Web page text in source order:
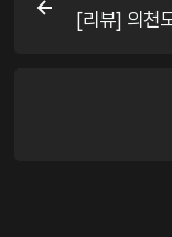
[리뷰] 의천